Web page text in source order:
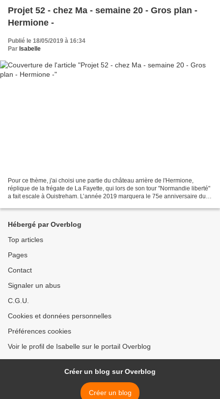
Projet 52 - chez Ma - semaine 20 - Gros plan -
Hermione -
Publié le 18/05/2019 à 16:34
Par Isabelle
Pour ce thème, j'ai choisi une partie du château arrière de l'Hermione,
réplique de la frégate de La Fayette, qui lors de son tour "Normandie liberté"
a fait escale à Ouistreham. L’année 2019 marquera le 75e anniversaire du
Hébergé par Overblog
Top articles
Pages
Contact
Signaler un abus
C.G.U.
Cookies et données personnelles
Préférences cookies
Voir le profil de Isabelle sur le portail Overblog
Créer un blog sur Overblog
Créer un blog